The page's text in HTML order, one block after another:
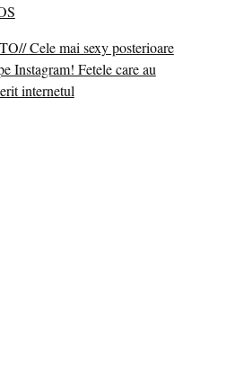
Cele mai sexy posterioare
Instagram! Fetele care au
internetul